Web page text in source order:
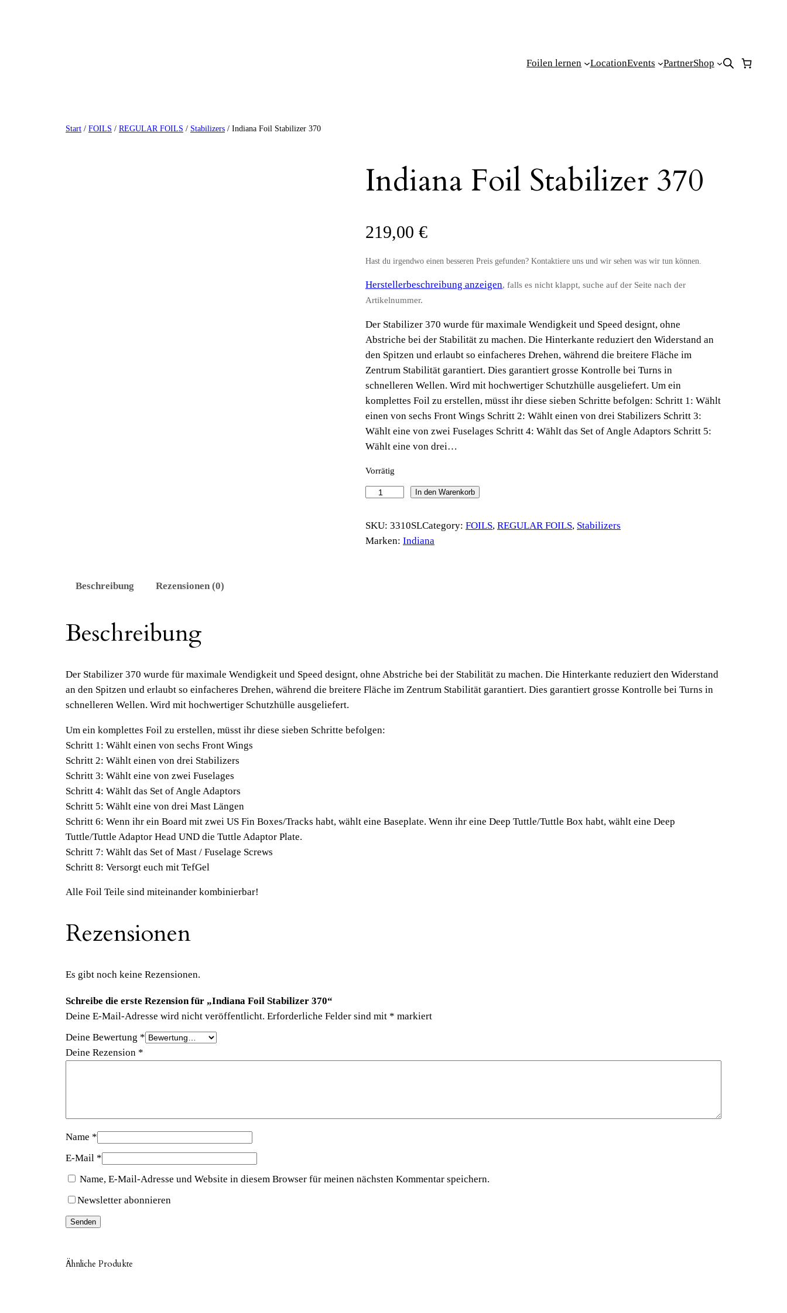
Foilen lernen
LocationEvents PartnerShop
Start / FOILS / REGULAR FOILS / Stabilizers / Indiana Foil Stabilizer 370
Indiana Foil Stabilizer 370
219,00 €
Hast du irgendwo einen besseren Preis gefunden? Kontaktiere uns und wir sehen was wir tun können.
Herstellerbeschreibung anzeigen, falls es nicht klappt, suche auf der Seite nach der
Artikelnummer.
Der Stabilizer 370 wurde für maximale Wendigkeit und Speed designt, ohne
Abstriche bei der Stabilität zu machen. Die Hinterkante reduziert den Widerstand an
den Spitzen und erlaubt so einfacheres Drehen, während die breitere Fläche im
Zentrum Stabilität garantiert. Dies garantiert grosse Kontrolle bei Turns in
schnelleren Wellen. Wird mit hochwertiger Schutzhülle ausgeliefert. Um ein
komplettes Foil zu erstellen, müsst ihr diese sieben Schritte befolgen: Schritt 1: Wählt
einen von sechs Front Wings Schritt 2: Wählt einen von drei Stabilizers Schritt 3:
Wählt eine von zwei Fuselages Schritt 4: Wählt das Set of Angle Adaptors Schritt 5:
Wählt eine von drei…
Vorrätig
d
i
t
a
l
7
In den Warenkorb
SKU: 3310SLCategory: FOILS, REGULAR FOILS, Stabilizers
Marken: Indiana
Beschreibung Rezensionen (0)
Beschreibung
Der Stabilizer 370 wurde für maximale Wendigkeit und Speed designt, ohne Abstriche bei der Stabilität zu machen. Die Hinterkante reduziert den Widerstand
an den Spitzen und erlaubt so einfacheres Drehen, während die breitere Fläche im Zentrum Stabilität garantiert. Dies garantiert grosse Kontrolle bei Turns in
schnelleren Wellen. Wird mit hochwertiger Schutzhülle ausgeliefert.
Um ein komplettes Foil zu erstellen, müsst ihr diese sieben Schritte befolgen:
Schritt 1: Wählt einen von sechs Front Wings
Schritt 2: Wählt einen von drei Stabilizers
Schritt 3: Wählt eine von zwei Fuselages
Schritt 4: Wählt das Set of Angle Adaptors
Schritt 5: Wählt eine von drei Mast Längen
Schritt 6: Wenn ihr ein Board mit zwei US Fin Boxes/Tracks habt, wählt eine Baseplate. Wenn ihr eine Deep Tuttle/Tuttle Box habt, wählt eine Deep
Tuttle/Tuttle Adaptor Head UND die Tuttle Adaptor Plate.
Schritt 7: Wählt das Set of Mast / Fuselage Screws
Schritt 8: Versorgt euch mit TefGel
Alle Foil Teile sind miteinander kombinierbar!
Rezensionen
Es gibt noch keine Rezensionen.
Schreibe die erste Rezension für „Indiana Foil Stabilizer 370“
Deine E-Mail-Adresse wird nicht veröffentlicht. Erforderliche Felder sind mit * markiert
Deine Bewertung *
Deine Rezension *
Name *
E-Mail *
Name, E-Mail-Adresse und Website in diesem Browser für meinen nächsten Kommentar speichern.
Newsletter abonnieren
Ähnliche Produkte